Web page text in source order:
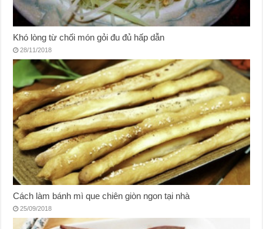
Khó lòng từ chối món gỏi đu đủ hấp dẫn
28/11/2018
Cách làm bánh mì que chiên giòn ngon tại nhà
25/09/2018